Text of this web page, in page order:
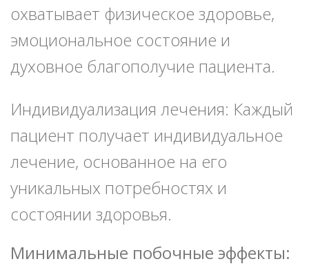
охватывает физическое здоровье,
эмоциональное состояние и
духовное благополучие пациента.
Индивидуализация лечения: Каждый
пациент получает индивидуальное
лечение, основанное на его
уникальных потребностях и
состоянии здоровья.
Минимальные побочные эффекты: